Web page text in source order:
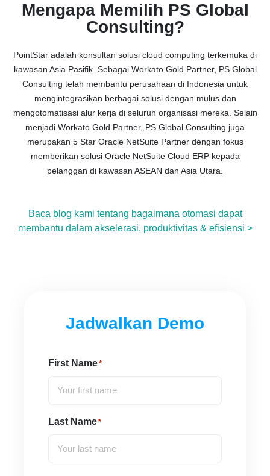
Mengapa Memilih PS Global
Consulting?
PointStar adalah konsultan solusi cloud computing terkemuka di
kawasan Asia Pasifik. Sebagai Workato Gold Partner, PS Global
Consulting telah membantu perusahaan di Indonesia untuk
mengintegrasikan berbagai solusi dengan mulus dan
mengotomatisasi alur kerja di seluruh organisasi mereka. Selain
menjadi Workato Gold Partner, PS Global Consulting juga
merupakan 5 Star Oracle NetSuite Partner dengan fokus
memberikan solusi Oracle NetSuite Cloud ERP kepada
pelanggan di kawasan ASEAN dan Asia Utara.
Baca blog kami tentang bagaimana otomasi dapat
membantu dalam akselerasi, produktivitas & efisiensi >
Jadwalkan Demo
First Name*
Last Name*